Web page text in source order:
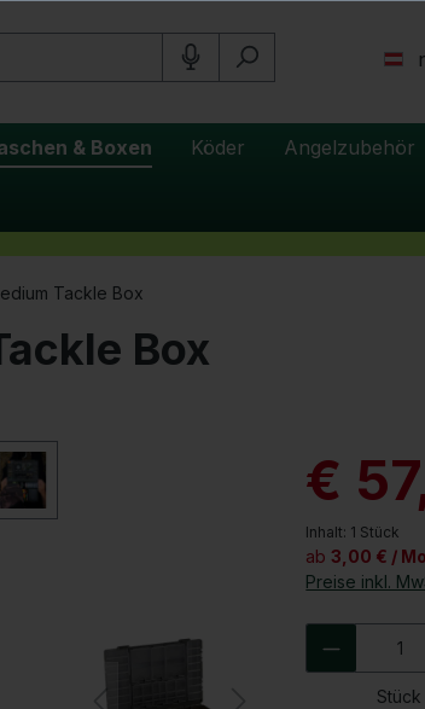
& Boxen Köder Angelzubehör
Tackle Box
Box
€
Inhalt: 1 Stück
ab 3,00 € /
Preise inkl.
Stück